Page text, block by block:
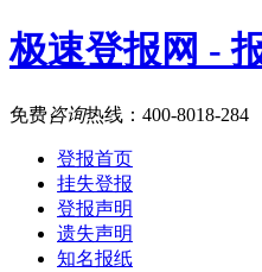
极速登报网 -
免费咨询热线： 400-8018-284
登报首页
挂失登报
登报声明
遗失声明
知名报纸